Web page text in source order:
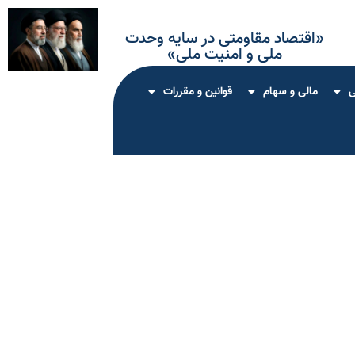
«اقتصاد مقاومتی در سایه وحدت
ملی و امنیت ملی»
مالی و سهام قوانین و مقررات